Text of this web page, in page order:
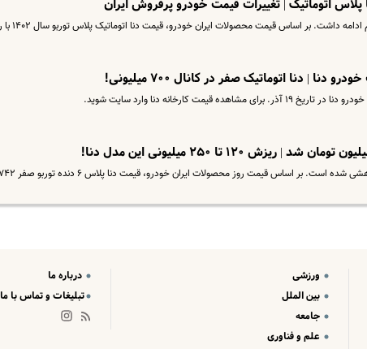
داشت. بر اساس قیمت محصولات ایران خودرو، قیمت دنا اتوماتیک پلاس توربو سال ۱۴۰۲ با ریزش ۲…
قیمت کارخانه دنا وارد سایت شوید.
است. بر اساس قیمت روز محصولات ایران خودرو، قیمت دنا پلاس ۶ دنده توربو صفر ۷۴۲…
ورزشی
بین الملل
جامعه
علم و فناوری
درباره ما
تبلیغات و تماس با ما